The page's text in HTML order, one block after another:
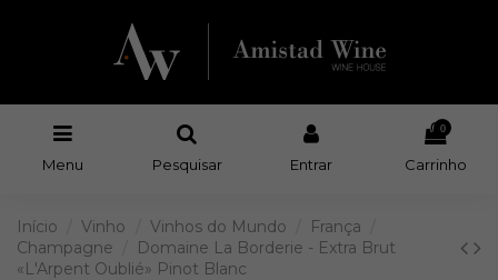
Menu Pesquisar Entrar
0
Carrinho
Início Vinho Vinhos do Mundo
França
Champagne
Domaine La Borderie - Extra Brut
«L'Arpent Oublié» Pinot Blanc